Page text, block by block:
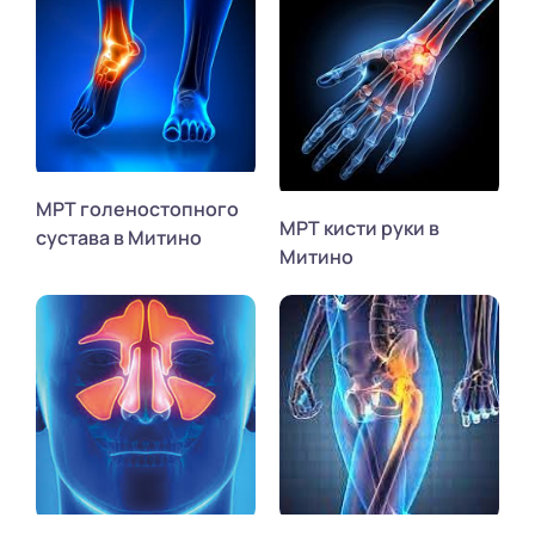
МРТ голеностопного
сустава в Митино
МРТ кисти руки в
Митино